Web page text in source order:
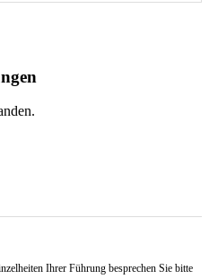
Ihrer Führung besprechen Sie bitte